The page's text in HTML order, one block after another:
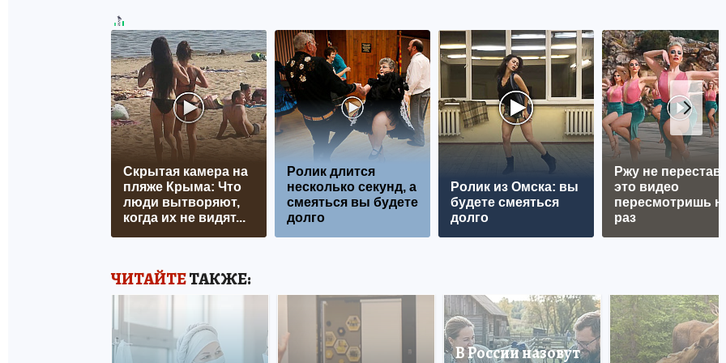
Скрытая камера на
пляже Крыма: Что
люди вытворяют,
когда их не видят...
Ролик длится
несколько секунд, а
смеяться вы будете
долго
Ролик из Омска: вы
будете смеяться
долго
Ржу не
это видео
пересмотришь не
раз
ЧИТАЙТЕТАКЖЕ:
В России назовут